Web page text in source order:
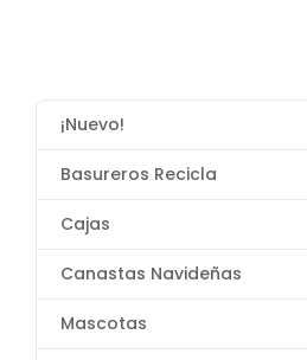
¡Nuevo!
Basureros Recicla
Cajas
Canastas Navideñas
Mascotas